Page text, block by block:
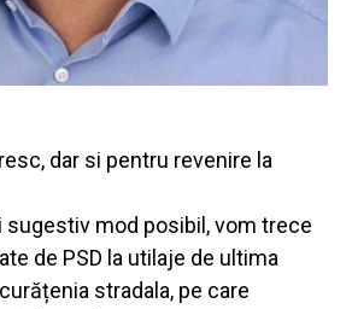
dar si pentru revenire la
sugestiv mod posibil, vom trece
de PSD la utilaje de ultima
stradala, pe care